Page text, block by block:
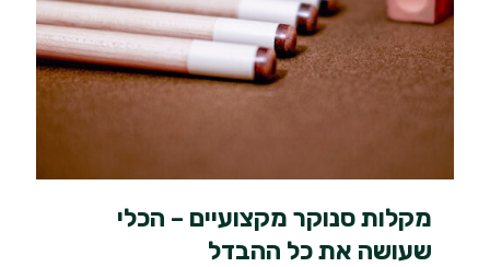
מקלות סנוקר מקצועיים – הכלי
שעושה את כל ההבדל